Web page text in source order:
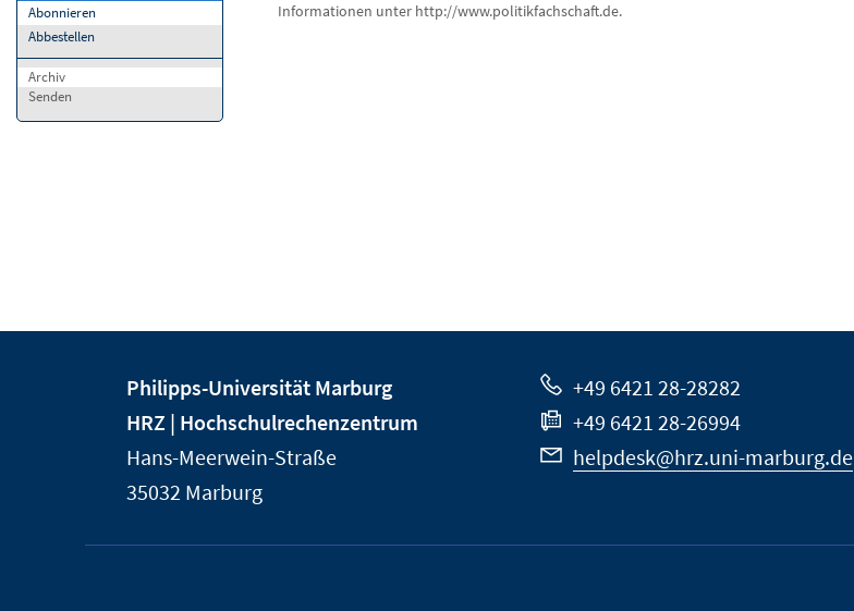
Abonnieren
Abbestellen
Archiv
Senden
Informationen unter http://www.politikfachschaft.de.
Informationen
der
Universität
Marburg
Philipps-Universität Marburg
HRZ | Hochschulrechenzentrum
Hans-Meerwein-Straße
35032 Marburg
+49 6421 28-28282
+49 6421 28-26994
helpdesk@hrz.uni-marburg.de